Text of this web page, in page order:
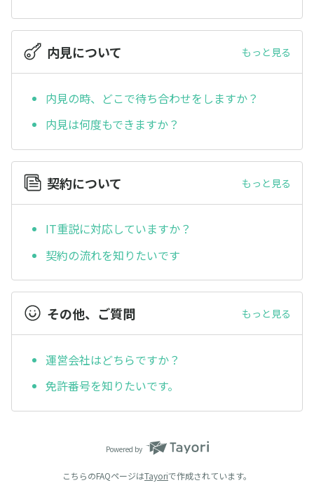
内見について もっと見る
内見の時、どこで待ち合わせをしますか？
内見は何度もできますか？
契約について もっと見る
IT重説に対応していますか？
契約の流れを知りたいです
その他、ご質問 もっと見る
運営会社はどちらですか？
免許番号を知りたいです。
Powered by
こちらのFAQページはTayoriで作成されています。